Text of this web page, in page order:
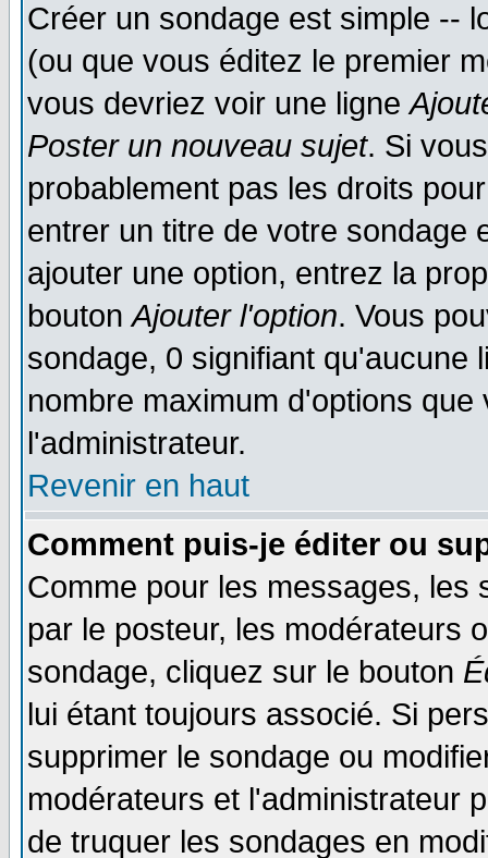
Créer un sondage est simple --
(ou que vous éditez le premier
vous devriez voir une ligne
Poster un nouveau sujet. Si
probablement pas les droits
entrer un titre de votre sondage
ajouter une option, entrez la
boutonAjouter l'option. Vous
sondage, 0 signifiant qu'aucune
nombre maximum d'options
l'administrateur.
Revenir en haut
Comment puis-je éditer ou
Comme pour les messages, les
par le posteur, les modérateurs
sondage, cliquez sur le bouton
lui étant toujours associé. Si
supprimer le sondage ou
modérateurs et l'administrateur
de truquer les sondages en